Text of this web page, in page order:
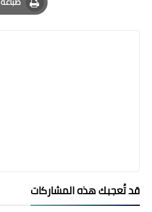
Print
قد تُعجبك هذه المشاركات